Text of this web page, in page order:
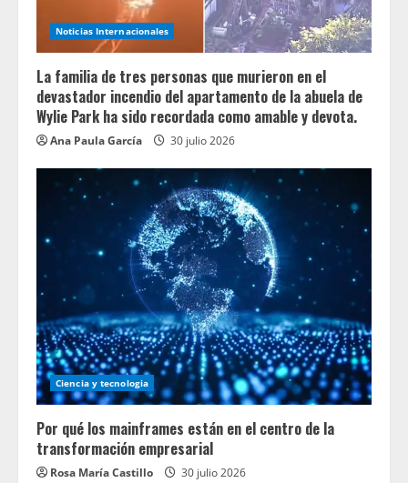
Noticias Internacionales
La familia de tres personas que murieron en el
devastador incendio del apartamento de la abuela de
Wylie Park ha sido recordada como amable y devota.
Ana Paula García 30 julio 2026
Ciencia y tecnologia
Por qué los mainframes están en el centro de la
transformación empresarial
Rosa María Castillo 30 julio 2026